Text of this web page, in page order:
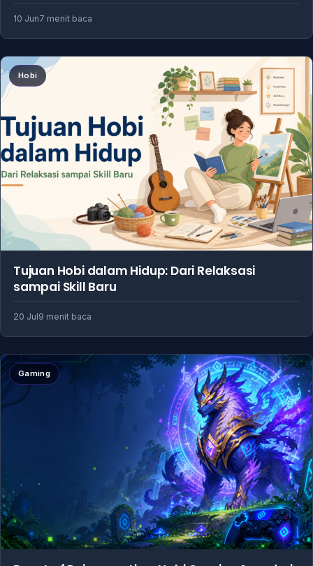
10 Jun7 menit baca
Hobi
Tujuan Hobi dalam Hidup: Dari Relaksasi
sampai Skill Baru
20 Jul9 menit baca
Gaming